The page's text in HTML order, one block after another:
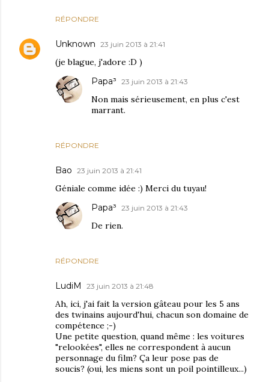
RÉPONDRE
Unknown 23 juin 2013 à 21:41
(je blague, j'adore :D )
RÉPONDRE
Papa³ 23 juin 2013 à 21:43
Non mais sérieusement, en plus c'est
marrant.
Bao 23 juin 2013 à 21:41
Géniale comme idée :) Merci du tuyau!
RÉPONDRE
Papa³ 23 juin 2013 à 21:43
De rien.
LudiM 23 juin 2013 à 21:48
Ah, ici, j'ai fait la version gâteau pour les 5 ans
des twinains aujourd'hui, chacun son domaine de
compétence ;-)
Une petite question, quand même : les voitures
"relookées", elles ne correspondent à aucun
personnage du film? Ça leur pose pas de
soucis? (oui, les miens sont un poil pointilleux...)